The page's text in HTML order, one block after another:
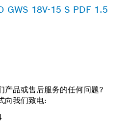
GWS 18V-15 S PDF 1.5
产品或售后服务的任何问题?
向我们致电: